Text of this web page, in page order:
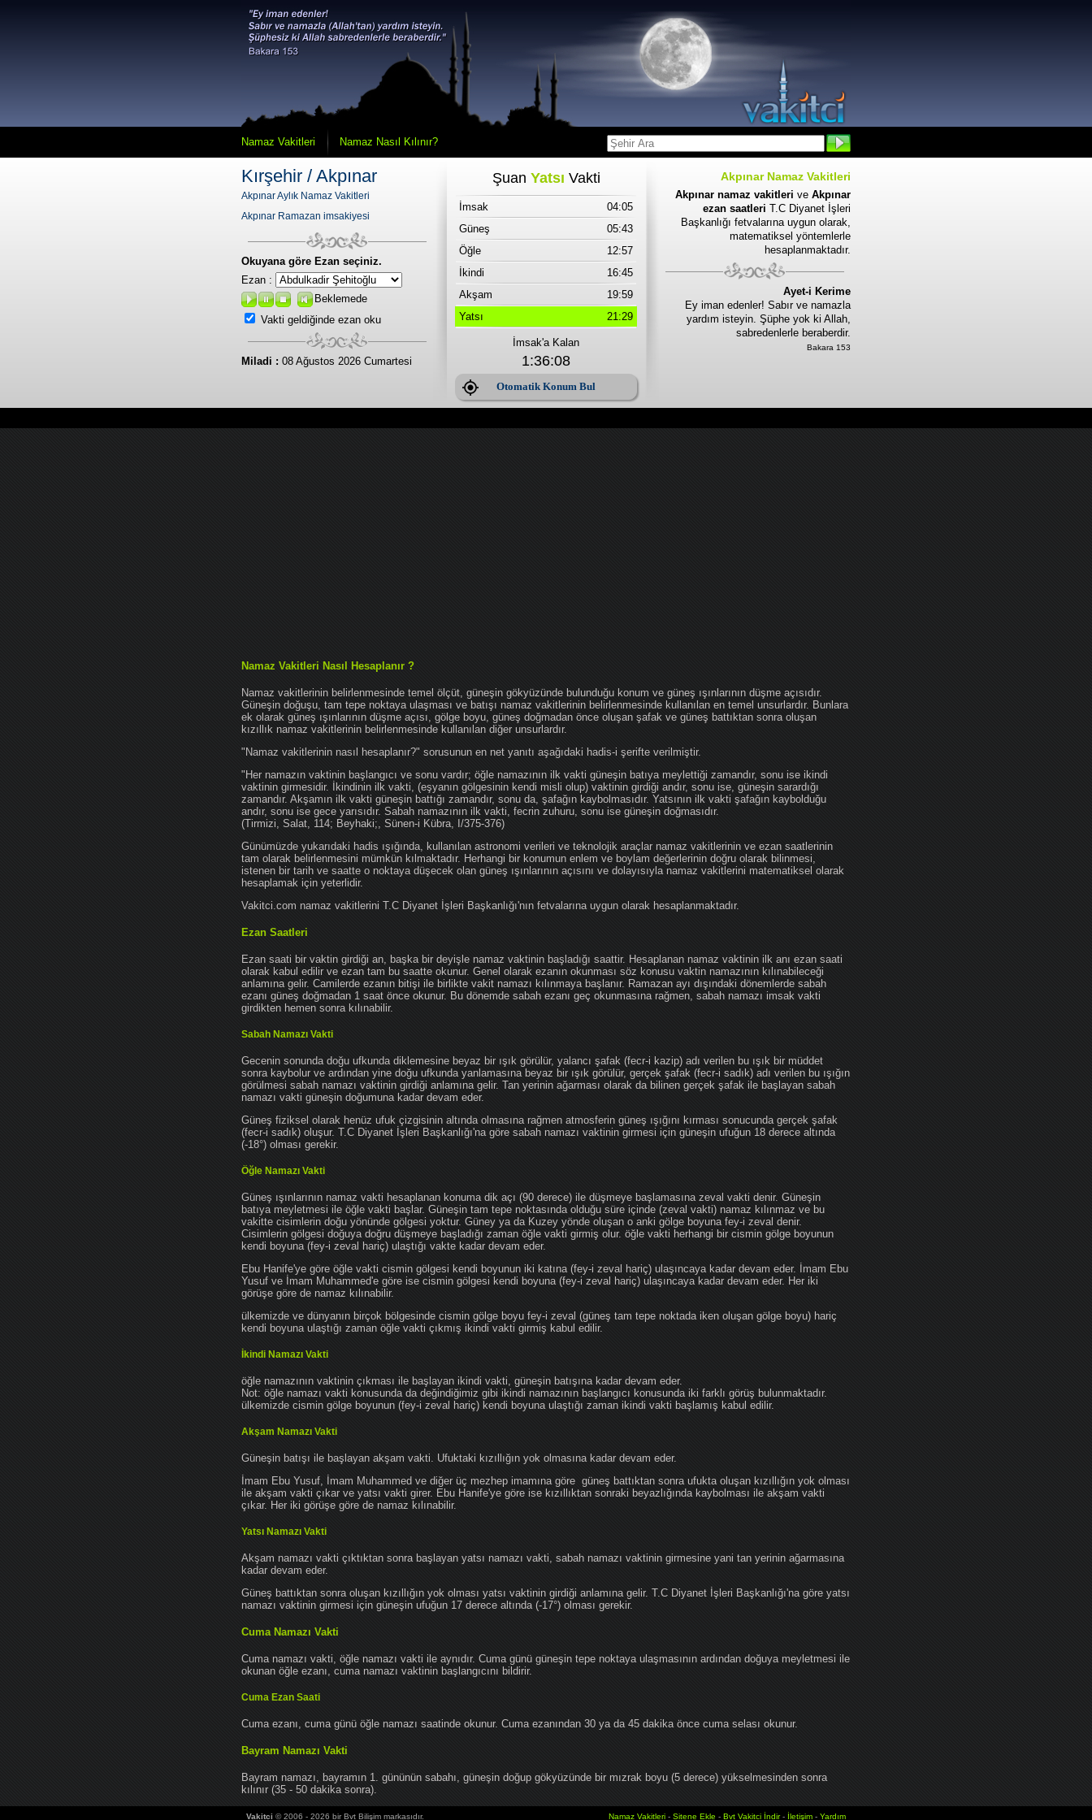
Namaz Vakitleri Namaz Nasıl Kılınır?
Kırşehir / Akpınar
Akpınar Aylık Namaz Vakitleri
Akpınar Ramazan imsakiyesi
Okuyana göre Ezan seçiniz.
Ezan :
Beklemede
Vakti geldiğinde ezan oku
Miladi : 08 Ağustos 2026 Cumartesi
Şuan Yatsı Vakti
İmsak
04:05
Güneş
05:43
Öğle
12:57
İkindi
16:45
Akşam
19:59
Yatsı
21:29
İmsak'a Kalan
1:36:08
Otomatik Konum Bul
Akpınar Namaz Vakitleri
Akpınar namaz vakitleri ve Akpınar
ezan saatleri T.C Diyanet İşleri
Başkanlığı fetvalarına uygun olarak,
matematiksel yöntemlerle
hesaplanmaktadır.
Ayet-i Kerime
Ey iman edenler! Sabır ve namazla
yardım isteyin. Şüphe yok ki Allah,
sabredenlerle beraberdir.
Bakara 153
Namaz Vakitleri Nasıl Hesaplanır ?
Namaz vakitlerinin belirlenmesinde temel ölçüt, güneşin gökyüzünde bulunduğu konum ve güneş ışınlarının düşme açısıdır.
Güneşin doğuşu, tam tepe noktaya ulaşması ve batışı namaz vakitlerinin belirlenmesinde kullanılan en temel unsurlardır. Bunlara
ek olarak güneş ışınlarının düşme açısı, gölge boyu, güneş doğmadan önce oluşan şafak ve güneş battıktan sonra oluşan
kızıllık namaz vakitlerinin belirlenmesinde kullanılan diğer unsurlardır.
"Namaz vakitlerinin nasıl hesaplanır?" sorusunun en net yanıtı aşağıdaki hadis-i şerifte verilmiştir.
"Her namazın vaktinin başlangıcı ve sonu vardır; öğle namazının ilk vakti güneşin batıya meylettiği zamandır, sonu ise ikindi
vaktinin girmesidir. İkindinin ilk vakti, (eşyanın gölgesinin kendi misli olup) vaktinin girdiği andır, sonu ise, güneşin sarardığı
zamandır. Akşamın ilk vakti güneşin battığı zamandır, sonu da, şafağın kaybolmasıdır. Yatsının ilk vakti şafağın kaybolduğu
andır, sonu ise gece yarısıdır. Sabah namazının ilk vakti, fecrin zuhuru, sonu ise güneşin doğmasıdır.
(Tirmizi, Salat, 114; Beyhaki;, Sünen-i Kübra, I/375-376)
Günümüzde yukarıdaki hadis ışığında, kullanılan astronomi verileri ve teknolojik araçlar namaz vakitlerinin ve ezan saatlerinin
tam olarak belirlenmesini mümkün kılmaktadır. Herhangi bir konumun enlem ve boylam değerlerinin doğru olarak bilinmesi,
istenen bir tarih ve saatte o noktaya düşecek olan güneş ışınlarının açısını ve dolayısıyla namaz vakitlerini matematiksel olarak
hesaplamak için yeterlidir.
Vakitci.com namaz vakitlerini T.C Diyanet İşleri Başkanlığı'nın fetvalarına uygun olarak hesaplanmaktadır.
Ezan Saatleri
Ezan saati bir vaktin girdiği an, başka bir deyişle namaz vaktinin başladığı saattir. Hesaplanan namaz vaktinin ilk anı ezan saati
olarak kabul edilir ve ezan tam bu saatte okunur. Genel olarak ezanın okunması söz konusu vaktin namazının kılınabileceği
anlamına gelir. Camilerde ezanın bitişi ile birlikte vakit namazı kılınmaya başlanır. Ramazan ayı dışındaki dönemlerde sabah
ezanı güneş doğmadan 1 saat önce okunur. Bu dönemde sabah ezanı geç okunmasına rağmen, sabah namazı imsak vakti
girdikten hemen sonra kılınabilir.
Sabah Namazı Vakti
Gecenin sonunda doğu ufkunda diklemesine beyaz bir ışık görülür, yalancı şafak (fecr-i kazip) adı verilen bu ışık bir müddet
sonra kaybolur ve ardından yine doğu ufkunda yanlamasına beyaz bir ışık görülür, gerçek şafak (fecr-i sadık) adı verilen bu ışığın
görülmesi sabah namazı vaktinin girdiği anlamına gelir. Tan yerinin ağarması olarak da bilinen gerçek şafak ile başlayan sabah
namazı vakti güneşin doğumuna kadar devam eder.
Güneş fiziksel olarak henüz ufuk çizgisinin altında olmasına rağmen atmosferin güneş ışığını kırması sonucunda gerçek şafak
(fecr-i sadık) oluşur. T.C Diyanet İşleri Başkanlığı'na göre sabah namazı vaktinin girmesi için güneşin ufuğun 18 derece altında
(-18°) olması gerekir.
Öğle Namazı Vakti
Güneş ışınlarının namaz vakti hesaplanan konuma dik açı (90 derece) ile düşmeye başlamasına zeval vakti denir. Güneşin
batıya meyletmesi ile öğle vakti başlar. Güneşin tam tepe noktasında olduğu süre içinde (zeval vakti) namaz kılınmaz ve bu
vakitte cisimlerin doğu yönünde gölgesi yoktur. Güney ya da Kuzey yönde oluşan o anki gölge boyuna fey-i zeval denir.
Cisimlerin gölgesi doğuya doğru düşmeye başladığı zaman öğle vakti girmiş olur. öğle vakti herhangi bir cismin gölge boyunun
kendi boyuna (fey-i zeval hariç) ulaştığı vakte kadar devam eder.
Ebu Hanife'ye göre öğle vakti cismin gölgesi kendi boyunun iki katına (fey-i zeval hariç) ulaşıncaya kadar devam eder. İmam Ebu
Yusuf ve İmam Muhammed'e göre ise cismin gölgesi kendi boyuna (fey-i zeval hariç) ulaşıncaya kadar devam eder. Her iki
görüşe göre de namaz kılınabilir.
ülkemizde ve dünyanın birçok bölgesinde cismin gölge boyu fey-i zeval (güneş tam tepe noktada iken oluşan gölge boyu) hariç
kendi boyuna ulaştığı zaman öğle vakti çıkmış ikindi vakti girmiş kabul edilir.
İkindi Namazı Vakti
öğle namazının vaktinin çıkması ile başlayan ikindi vakti, güneşin batışına kadar devam eder.
Not: öğle namazı vakti konusunda da değindiğimiz gibi ikindi namazının başlangıcı konusunda iki farklı görüş bulunmaktadır.
ülkemizde cismin gölge boyunun (fey-i zeval hariç) kendi boyuna ulaştığı zaman ikindi vakti başlamış kabul edilir.
Akşam Namazı Vakti
Güneşin batışı ile başlayan akşam vakti. Ufuktaki kızıllığın yok olmasına kadar devam eder.
İmam Ebu Yusuf, İmam Muhammed ve diğer üç mezhep imamına göre güneş battıktan sonra ufukta oluşan kızıllığın yok olması
ile akşam vakti çıkar ve yatsı vakti girer. Ebu Hanife'ye göre ise kızıllıktan sonraki beyazlığında kaybolması ile akşam vakti
çıkar. Her iki görüşe göre de namaz kılınabilir.
Yatsı Namazı Vakti
Akşam namazı vakti çıktıktan sonra başlayan yatsı namazı vakti, sabah namazı vaktinin girmesine yani tan yerinin ağarmasına
kadar devam eder.
Güneş battıktan sonra oluşan kızıllığın yok olması yatsı vaktinin girdiği anlamına gelir. T.C Diyanet İşleri Başkanlığı'na göre yatsı
namazı vaktinin girmesi için güneşin ufuğun 17 derece altında (-17°) olması gerekir.
Cuma Namazı Vakti
Cuma namazı vakti, öğle namazı vakti ile aynıdır. Cuma günü güneşin tepe noktaya ulaşmasının ardından doğuya meyletmesi ile
okunan öğle ezanı, cuma namazı vaktinin başlangıcını bildirir.
Cuma Ezan Saati
Cuma ezanı, cuma günü öğle namazı saatinde okunur. Cuma ezanından 30 ya da 45 dakika önce cuma selası okunur.
Bayram Namazı Vakti
Bayram namazı, bayramın 1. gününün sabahı, güneşin doğup gökyüzünde bir mızrak boyu (5 derece) yükselmesinden sonra
kılınır (35 - 50 dakika sonra).
Vakitci © 2006 - 2026 bir Bvt Bilişim markasıdır. Namaz Vakitleri - Sitene Ekle - Bvt Vakitci İndir- İletişim - Yardım